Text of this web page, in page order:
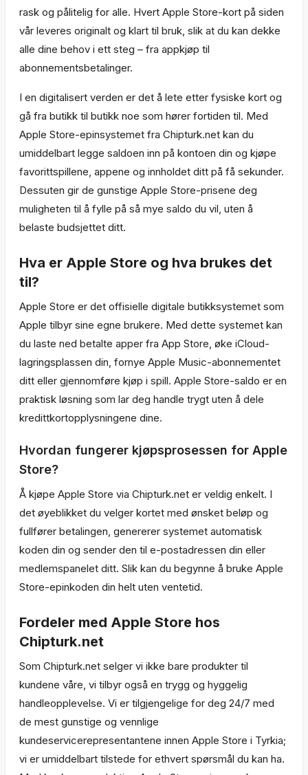
rask og pålitelig for alle. Hvert Apple Store-kort på siden
vår leveres originalt og klart til bruk, slik at du kan dekke
alle dine behov i ett steg – fra appkjøp til
abonnementsbetalinger.
I en digitalisert verden er det å lete etter fysiske kort og
gå fra butikk til butikk noe som hører fortiden til. Med
Apple Store-epinsystemet fra Chipturk.net kan du
umiddelbart legge saldoen inn på kontoen din og kjøpe
favorittspillene, appene og innholdet ditt på få sekunder.
Dessuten gir de gunstige Apple Store-prisene deg
muligheten til å fylle på så mye saldo du vil, uten å
belaste budsjettet ditt.
Hva er Apple Store og hva brukes det
til?
Apple Store er det offisielle digitale butikksystemet som
Apple tilbyr sine egne brukere. Med dette systemet kan
du laste ned betalte apper fra App Store, øke iCloud-
lagringsplassen din, fornye Apple Music-abonnementet
ditt eller gjennomføre kjøp i spill. Apple Store-saldo er en
praktisk løsning som lar deg handle trygt uten å dele
kredittkortopplysningene dine.
Hvordan fungerer kjøpsprosessen for Apple
Store?
Å kjøpe Apple Store via Chipturk.net er veldig enkelt. I
det øyeblikket du velger kortet med ønsket beløp og
fullfører betalingen, genererer systemet automatisk
koden din og sender den til e-postadressen din eller
medlemspanelet ditt. Slik kan du begynne å bruke Apple
Store-epinkoden din helt uten ventetid.
Fordeler med Apple Store hos
Chipturk.net
Som Chipturk.net selger vi ikke bare produkter til
kundene våre, vi tilbyr også en trygg og hyggelig
handleopplevelse. Vi er tilgjengelige for deg 24/7 med
de mest gunstige og vennlige
kundeservicerepresentantene innen Apple Store i Tyrkia;
vi er umiddelbart tilstede for ethvert spørsmål du kan ha.